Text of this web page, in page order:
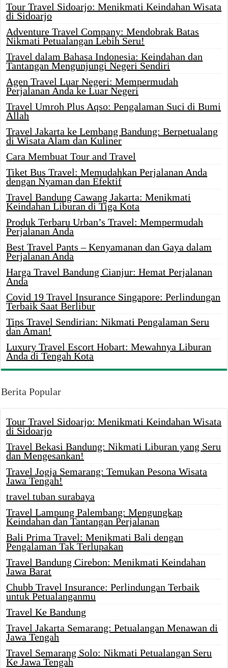
Tour Travel Sidoarjo: Menikmati Keindahan Wisata
di Sidoarjo
Adventure Travel Company: Mendobrak Batas
Nikmati Petualangan Lebih Seru!
Travel dalam Bahasa Indonesia: Keindahan dan
Tantangan Mengunjungi Negeri Sendiri
Agen Travel Luar Negeri: Mempermudah
Perjalanan Anda ke Luar Negeri
Travel Umroh Plus Aqso: Pengalaman Suci di Bumi
Allah
Travel Jakarta ke Lembang Bandung: Berpetualang
di Wisata Alam dan Kuliner
Cara Membuat Tour and Travel
Tiket Bus Travel: Memudahkan Perjalanan Anda
dengan Nyaman dan Efektif
Travel Bandung Cawang Jakarta: Menikmati
Keindahan Liburan di Tiga Kota
Produk Terbaru Urban’s Travel: Mempermudah
Perjalanan Anda
Best Travel Pants – Kenyamanan dan Gaya dalam
Perjalanan Anda
Harga Travel Bandung Cianjur: Hemat Perjalanan
Anda
Covid 19 Travel Insurance Singapore: Perlindungan
Terbaik Saat Berlibur
Tips Travel Sendirian: Nikmati Pengalaman Seru
dan Aman!
Luxury Travel Escort Hobart: Mewahnya Liburan
Anda di Tengah Kota
Berita Popular
Tour Travel Sidoarjo: Menikmati Keindahan Wisata
di Sidoarjo
Travel Bekasi Bandung: Nikmati Liburan yang Seru
dan Mengesankan!
Travel Jogja Semarang: Temukan Pesona Wisata
Jawa Tengah!
travel tuban surabaya
Travel Lampung Palembang: Mengungkap
Keindahan dan Tantangan Perjalanan
Bali Prima Travel: Menikmati Bali dengan
Pengalaman Tak Terlupakan
Travel Bandung Cirebon: Menikmati Keindahan
Jawa Barat
Chubb Travel Insurance: Perlindungan Terbaik
untuk Petualanganmu
Travel Ke Bandung
Travel Jakarta Semarang: Petualangan Menawan di
Jawa Tengah
Travel Semarang Solo: Nikmati Petualangan Seru
Ke Jawa Tengah